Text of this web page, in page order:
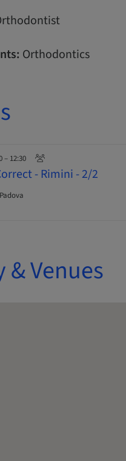
Orthodontics
– 12:30
- Rimini - 2/2
Venues